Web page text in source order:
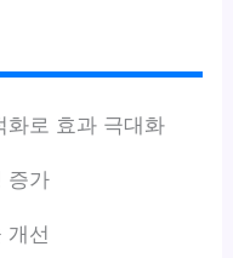
화로 효과 극대화
증가
개선